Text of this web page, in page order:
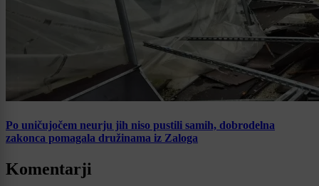
Po uničujočem neurju jih niso pustili samih, dobrodelna
zakonca pomagala družinama iz Zaloga
Komentarji